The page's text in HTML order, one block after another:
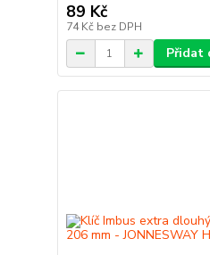
89 Kč
74 Kč bez DPH
Přidat